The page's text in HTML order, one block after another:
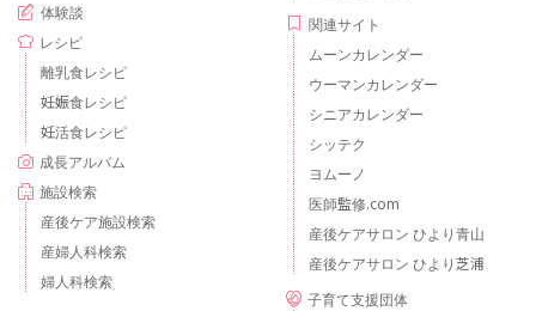
体験談
レシピ
離乳食レシピ
妊娠食レシピ
妊活食レシピ
成長アルバム
施設検索
産後ケア施設検索
産婦人科検索
婦人科検索
関連サイト
ムーンカレンダー
ウーマンカレンダー
シニアカレンダー
シッテク
ヨムーノ
医師監修.com
産後ケアサロン ひより青山
産後ケアサロン ひより芝浦
子育て支援団体